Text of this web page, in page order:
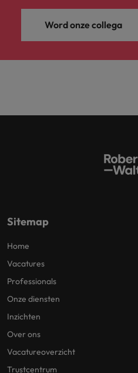
Word onze collega
Sitemap
Home
Vacatures
Professionals
Onze diensten
Inzichten
Over ons
Vacatureoverzicht
Trustcentrum